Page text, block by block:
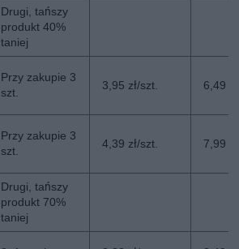
Drugi, tańszy
produkt 40%
taniej
Przy zakupie 3
szt.
3,95 zł/szt. 6,49
Przy zakupie 3
szt.
4,39 zł/szt. 7,99
Drugi, tańszy
produkt 70%
taniej